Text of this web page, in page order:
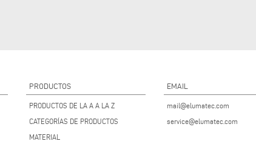
PRODUCTOS
PRODUCTOS DE LA A A LA Z
CATEGORÍAS DE PRODUCTOS
MATERIAL
EMAIL
mail@elumatec.com
service@elumatec.com